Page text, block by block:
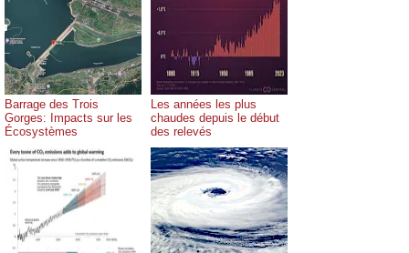
Barrage des Trois
Gorges: Impacts sur les
Écosystèmes
Les années les plus
chaudes depuis le début
des relevés